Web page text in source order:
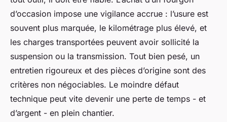
d’occasion impose une vigilance accrue : l’usure est
souvent plus marquée, le kilométrage plus élevé, et
les charges transportées peuvent avoir sollicité la
suspension ou la transmission. Tout bien pesé, un
entretien rigoureux et des pièces d’origine sont des
critères non négociables. Le moindre défaut
technique peut vite devenir une perte de temps - et
d’argent - en plein chantier.